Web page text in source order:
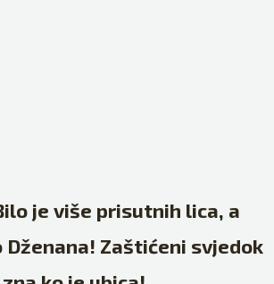
je više prisutnih lica, a
Dženana! Zaštićeni svjedok